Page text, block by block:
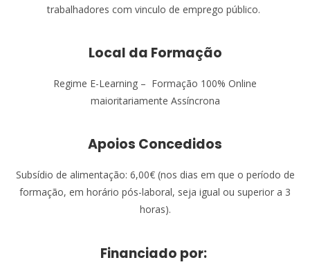
trabalhadores com vinculo de emprego público.
Local da Formação
Regime E-Learning – Formação 100% Online
maioritariamente Assíncrona
Apoios Concedidos
Subsídio de alimentação: 6,00€ (nos dias em que o período de
formação, em horário pós-laboral, seja igual ou superior a 3
horas).
Financiado por: